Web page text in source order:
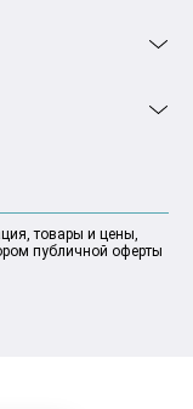
товары и цены,
публичной оферты